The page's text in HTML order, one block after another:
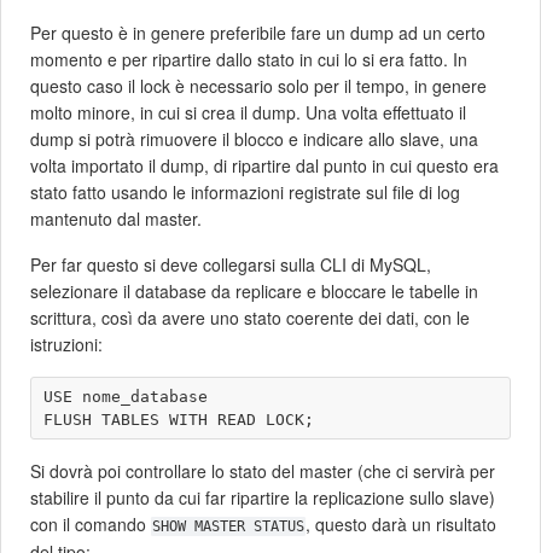
Per questo è in genere preferibile fare un dump ad un certo
momento e per ripartire dallo stato in cui lo si era fatto. In
questo caso il lock è necessario solo per il tempo, in genere
molto minore, in cui si crea il dump. Una volta effettuato il
dump si potrà rimuovere il blocco e indicare allo slave, una
volta importato il dump, di ripartire dal punto in cui questo era
stato fatto usando le informazioni registrate sul file di log
mantenuto dal master.
Per far questo si deve collegarsi sulla CLI di MySQL,
selezionare il database da replicare e bloccare le tabelle in
scrittura, così da avere uno stato coerente dei dati, con le
istruzioni:
USE nome_database
Si dovrà poi controllare lo stato del master (che ci servirà per
stabilire il punto da cui far ripartire la replicazione sullo slave)
con il comando SHOW MASTER STATUS, questo darà un risultato